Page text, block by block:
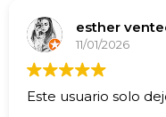
esther
11/01/2026
Este usuario solo